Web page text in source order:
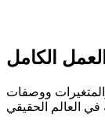
الكامل
ووصفات